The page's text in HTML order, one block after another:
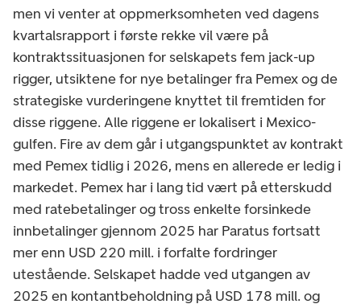
men vi venter at oppmerksomheten ved dagens
kvartalsrapport i første rekke vil være på
kontraktssituasjonen for selskapets fem jack-up
rigger, utsiktene for nye betalinger fra Pemex og de
strategiske vurderingene knyttet til fremtiden for
disse riggene. Alle riggene er lokalisert i Mexico-
gulfen. Fire av dem går i utgangspunktet av kontrakt
med Pemex tidlig i 2026, mens en allerede er ledig i
markedet. Pemex har i lang tid vært på etterskudd
med ratebetalinger og tross enkelte forsinkede
innbetalinger gjennom 2025 har Paratus fortsatt
mer enn USD 220 mill. i forfalte fordringer
utestående. Selskapet hadde ved utgangen av
2025 en kontantbeholdning på USD 178 mill. og